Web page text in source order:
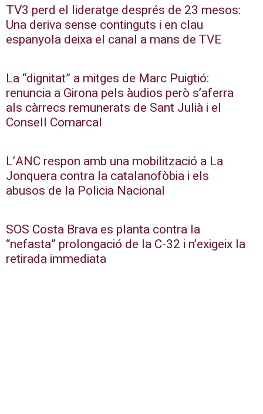
TV3 perd el lideratge després de 23 mesos:
Una deriva sense continguts i en clau
espanyola deixa el canal a mans de TVE
La “dignitat” a mitges de Marc Puigtió:
renuncia a Girona pels àudios però s’aferra
als càrrecs remunerats de Sant Julià i el
Consell Comarcal
L’ANC respon amb una mobilització a La
Jonquera contra la catalanofòbia i els
abusos de la Policia Nacional
SOS Costa Brava es planta contra la
“nefasta” prolongació de la C-32 i n’exigeix la
retirada immediata